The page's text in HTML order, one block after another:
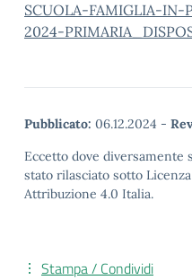
SCUOLA-FAMIGLIA-IN-
2024-
Pubblicato: 06.12.2024 -
Eccetto dove diversamente
stato rilasciato sotto
Attribuzione 4.0 Italia.
Stampa / Condividi